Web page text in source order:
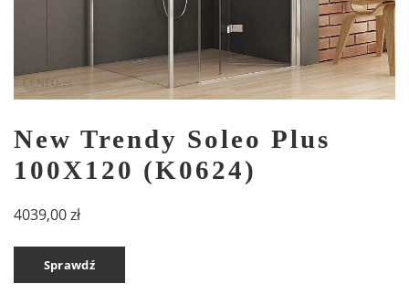
New Trendy Soleo Plus
100X120 (K0624)
4039,00zł
Sprawdź